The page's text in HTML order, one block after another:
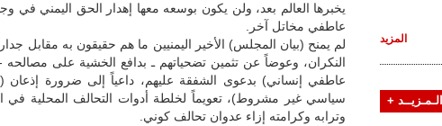
يخبرها العالم بعد، ولن يكون بوسعه معها إهدار الحق اليمني في
عاطفي مخاتل آخر.
لم يمنح (بيان المجلس) الأخير اليمنيين ما هم حقيقون به مقابل
النكران، وعوضاً عن تثمين تضحياتهم ـ بدافع الخشية على
عاطفي إنساني) بدعوى الشفقة عليهم، داعياً إلى ضرورة إذعان
سياسي غير مشروط)، تعويماً لخلطة أدوات التحالف المحلية
وترابه وكرامته إزاء عدوان تحالف كوني.
المزيد
الـمـزيــد +